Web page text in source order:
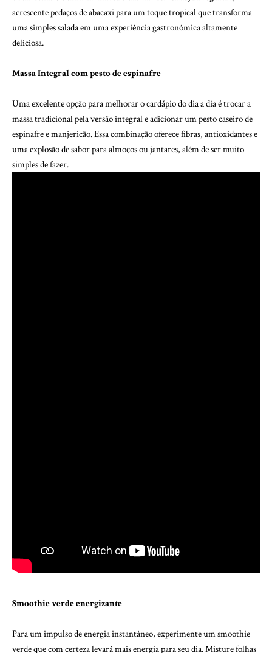
acrescente pedaços de abacaxi para um toque tropical que transforma
uma simples salada em uma experiência gastronômica altamente
deliciosa.
Massa Integral com pesto de espinafre
Uma excelente opção para melhorar o cardápio do dia a dia é trocar a
massa tradicional pela versão integral e adicionar um pesto caseiro de
espinafre e manjericão. Essa combinação oferece fibras, antioxidantes e
uma explosão de sabor para almoços ou jantares, além de ser muito
simples de fazer.
Smoothie verde energizante
Para um impulso de energia instantâneo, experimente um smoothie
verde que com certeza levará mais energia para seu dia. Misture folhas